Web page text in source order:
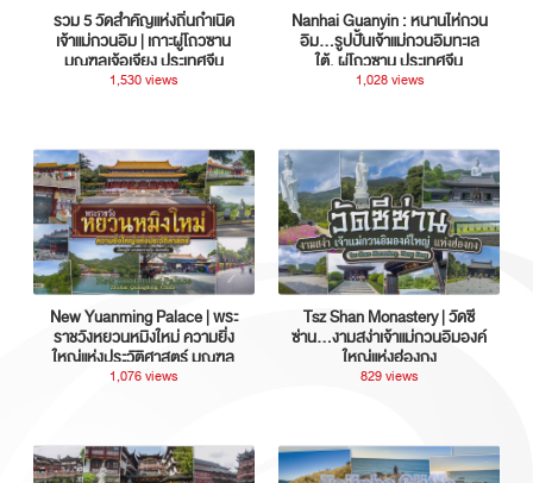
รวม 5 วัดสำคัญแห่งถิ่นกำเนิด
เจ้าแม่กวนอิม | เกาะผู่โถวซาน
มณฑลเจ้อเจียง ประเทศจีน
1,530 views
Nanhai Guanyin : หนานไห่กวน
อิม...รูปปั้นเจ้าแม่กวนอิมทะเล
ใต้, ผู่โถวซาน ประเทศจีน
1,028 views
New Yuanming Palace | พระ
ราชวังหยวนหมิงใหม่ ความยิ่ง
ใหญ่แห่งประวัติศาสตร์ มณฑล
กวางตุ้ง ประเทศจีน
1,076 views
Tsz Shan Monastery | วัดซี
ซ่าน…งามสง่าเจ้าแม่กวนอิมองค์
ใหญ่แห่งฮ่องกง
829 views